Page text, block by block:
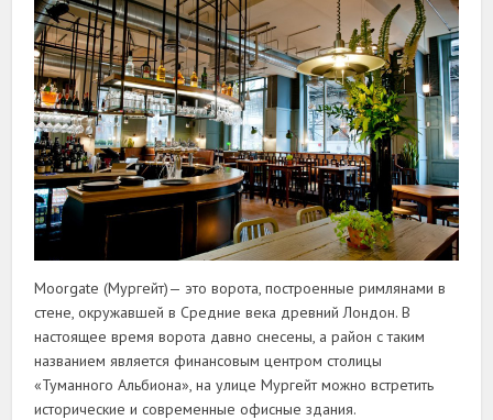
Moorgate (Мургейт)— это ворота, построенные римлянами в
стене, окружавшей в Средние века древний Лондон. В
настоящее время ворота давно снесены, а район с таким
названием является финансовым центром столицы
«Туманного Альбиона», на улице Мургейт можно встретить
исторические и современные офисные здания.